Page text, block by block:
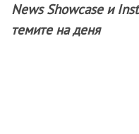
News Showcase и
темите на деня